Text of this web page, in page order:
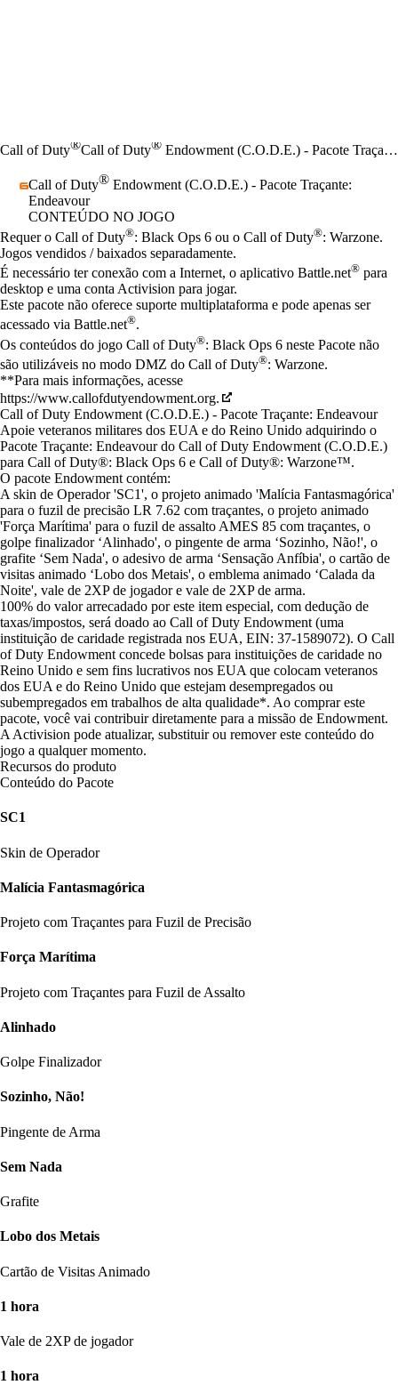
Call of Duty®Call of Duty® Endowment (C.O.D.E.) - Pacote Traçante: Endeavour
Call of Duty® Endowment (C.O.D.E.) - Pacote Traçante:
Endeavour
CONTEÚDO NO JOGO
Preço
Available actions
Requer o Call of Duty®: Black Ops 6 ou o Call of Duty®: Warzone.
Jogos vendidos / baixados separadamente.
É necessário ter conexão com a Internet, o aplicativo Battle.net® para
desktop e uma conta Activision para jogar.
Este pacote não oferece suporte multiplataforma e pode apenas ser
acessado via Battle.net®.
Os conteúdos do jogo Call of Duty®: Black Ops 6 neste Pacote não
são utilizáveis no modo DMZ do Call of Duty®: Warzone.
**Para mais informações, acesse
https://www.callofdutyendowment.org.
Call of Duty Endowment (C.O.D.E.) - Pacote Traçante: Endeavour
Apoie veteranos militares dos EUA e do Reino Unido adquirindo o
Pacote Traçante: Endeavour do Call of Duty Endowment (C.O.D.E.)
para Call of Duty®: Black Ops 6 e Call of Duty®: Warzone™.
O pacote Endowment contém:
A skin de Operador 'SC1', o projeto animado 'Malícia Fantasmagórica'
para o fuzil de precisão LR 7.62 com traçantes, o projeto animado
'Força Marítima' para o fuzil de assalto AMES 85 com traçantes, o
golpe finalizador ‘Alinhado', o pingente de arma ‘Sozinho, Não!', o
grafite ‘Sem Nada', o adesivo de arma ‘Sensação Anfíbia', o cartão de
visitas animado ‘Lobo dos Metais', o emblema animado ‘Calada da
Noite', vale de 2XP de jogador e vale de 2XP de arma.
100% do valor arrecadado por este item especial, com dedução de
taxas/impostos, será doado ao Call of Duty Endowment (uma
instituição de caridade registrada nos EUA, EIN: 37-1589072). O Call
of Duty Endowment concede bolsas para instituições de caridade no
Reino Unido e sem fins lucrativos nos EUA que colocam veteranos
dos EUA e do Reino Unido que estejam desempregados ou
subempregados em trabalhos de alta qualidade*. Ao comprar este
pacote, você vai contribuir diretamente para a missão de Endowment.
A Activision pode atualizar, substituir ou remover este conteúdo do
jogo a qualquer momento.
Recursos do produto
Conteúdo do Pacote
SC1
Skin de Operador
Malícia Fantasmagórica
Projeto com Traçantes para Fuzil de Precisão
Força Marítima
Projeto com Traçantes para Fuzil de Assalto
Alinhado
Golpe Finalizador
Sozinho, Não!
Pingente de Arma
Sem Nada
Grafite
Lobo dos Metais
Cartão de Visitas Animado
1 hora
Vale de 2XP de jogador
1 hora